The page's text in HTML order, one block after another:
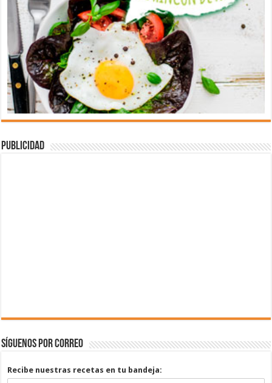
Publicidad
Síguenos por correo
Recibe nuestras recetas en tu bandeja: